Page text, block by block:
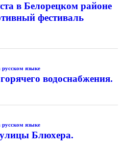
в Белорецком районе
фестиваль
русском языке
водоснабжения.
русском языке
Блюхера.